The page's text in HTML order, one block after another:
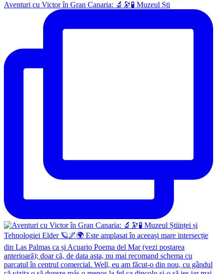
Aventuri cu Victor în Gran Canaria: 🔬🔭🧪 Muzeul Ști